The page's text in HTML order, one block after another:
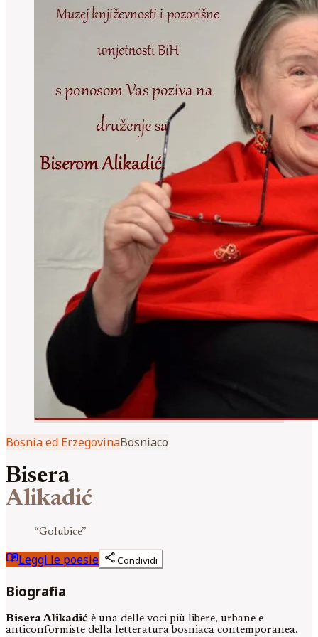
Bosnia ed ErzegovinaBosniaco
Bisera
Alikadić
“Golubice”
menu_bookLeggi le poesie shareCondividi
Biografia
Bisera Alikadić è una delle voci più libere, urbane e
anticonformiste della letteratura bosniaca contemporanea.